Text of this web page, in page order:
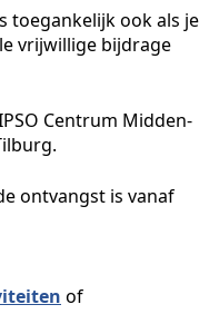
toegankelijk ook als je
vrijwillige bijdrage
Centrum Midden-
ontvangst is vanaf
of